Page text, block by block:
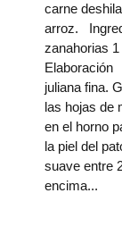
carne
arroz.
zanahorias
Elaboración
juliana fina.
las hojas de
en el horno
la piel del
suave entre
encima